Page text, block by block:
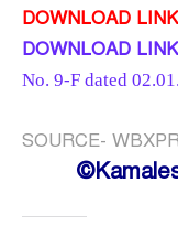
DOWNLOAD
DOWNLOAD
No. 9-F dated
SOURCE-